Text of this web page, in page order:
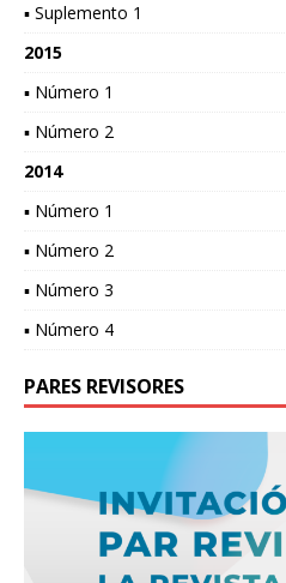
▪ Suplemento 1
2015
▪ Número 1
▪ Número 2
2014
▪ Número 1
▪ Número 2
▪ Número 3
▪ Número 4
PARES REVISORES